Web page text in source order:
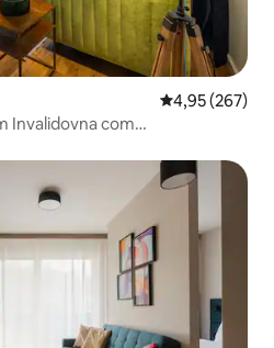
4,95 de uma
4,95 (267)
Invalidovna com